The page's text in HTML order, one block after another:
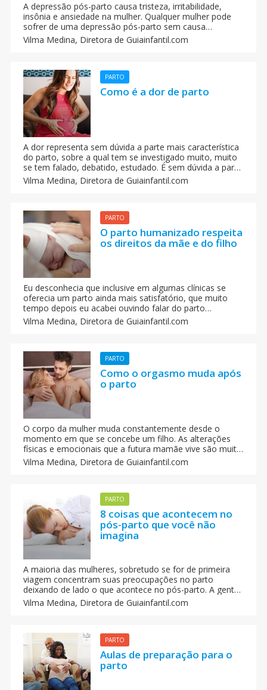
A depressão pós-parto causa tristeza, irritabilidade,
insônia e ansiedade na mulher. Qualquer mulher pode
sofrer de uma depressão pós-parto sem causa
aparente. Sintomas como a ansiedade, a tristeza, o
cansaço e a raiva, podem romper o vínculo materno-
recém-nascido. Os sintomas mais comuns associados
com a depressão pós-parto são a tristeza, a
irritabilidade, a fadiga, a insônia, a perda de apetite e a
ansiedade.
Vilma Medina, Diretora de Guiainfantil.com
PARTO
Como é a dor de parto
A dor representa sem dúvida a parte mais característica
do parto, sobre a qual tem se investigado muito, muito
se tem falado, debatido, estudado. É sem dúvida a parte
mais temida na nossa sociedade por milhares de
mulheres e a que mais inquieta aos profissionais que
Vilma Medina, Diretora de Guiainfantil.com
PARTO
O parto humanizado respeita
os direitos da mãe e do filho
Eu desconhecia que inclusive em algumas clínicas se
oferecia um parto ainda mais satisfatório, que muito
tempo depois eu acabei ouvindo falar do parto
humanizado que pode ser feito tanto em casa como em
centros hospitalares especializados.
Vilma Medina, Diretora de Guiainfantil.com
PARTO
Como o orgasmo muda após
o parto
O corpo da mulher muda constantemente desde o
momento em que se concebe um filho. As alterações
físicas e emocionais que a futura mamãe vive são muito
grandes, e não serão visíveis somente durante a
gravidez, mas também após o parto haverá diferenças
Vilma Medina, Diretora de Guiainfantil.com
PARTO
8 coisas que acontecem no
pós-parto que você não
imagina
A maioria das mulheres, sobretudo se for de primeira
viagem concentram suas preocupações no parto
deixando de lado o que acontece no pós-parto. A gente
compartilha com você 8 coisas que acontecem após o
parto e que você nunca imaginou.
Vilma Medina, Diretora de Guiainfantil.com
PARTO
Aulas de preparação para o
parto